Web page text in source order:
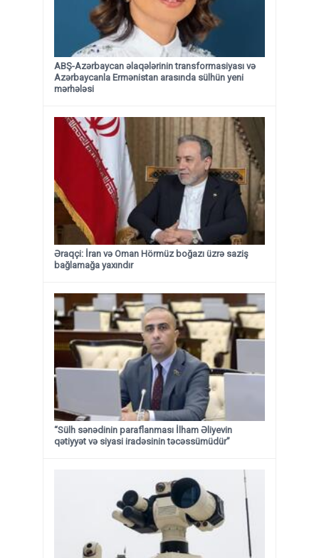
ABŞ-Azərbaycan əlaqələrinin transformasiyası və
Azərbaycanla Ermənistan arasında sülhün yeni
mərhələsi
Əraqçi: İran və Oman Hörmüz boğazı üzrə saziş
bağlamağa yaxındır
“Sülh sənədinin paraflanması İlham Əliyevin
qətiyyət və siyasi iradəsinin təcəssümüdür”